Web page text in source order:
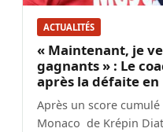
ACTUALITÉS
« Maintenant, je
gagnants » : Le
après la défaite en
Après un score cumulé
Monaco de Krépin